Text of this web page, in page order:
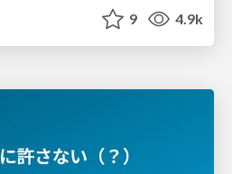
9 4.9k